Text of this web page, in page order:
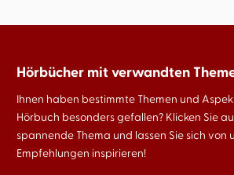
Hörbücher mit verwandten
Ihnen haben bestimmte Themen und
Hörbuch besonders gefallen? Klicken Sie
spannende Thema und lassen Sie sich von
Empfehlungen inspirieren!